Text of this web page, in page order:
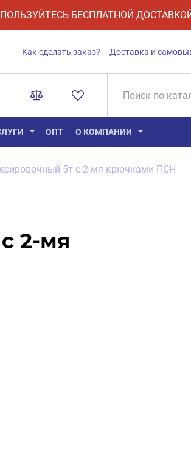
БЕСПЛАТНОЙ
Как сделать заказ? Доставка и
ОПТ О КОМПАНИИ
5т с 2-мя крючками ПСН
2-мя